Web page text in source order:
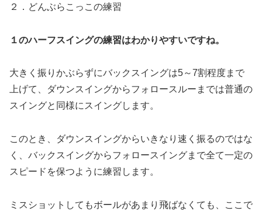
２．どんぶらこっこの練習
１のハーフスイングの練習はわかりやすいですね。
大きく振りかぶらずにバックスイングは5～7割程度まで
上げて、ダウンスイングからフォロースルーまでは普通の
スイングと同様にスイングします。
このとき、ダウンスイングからいきなり速く振るのではな
く、バックスイングからフォロースイングまで全て一定の
スピードを保つように練習します。
ミスショットしてもボールがあまり飛ばなくても、ここで